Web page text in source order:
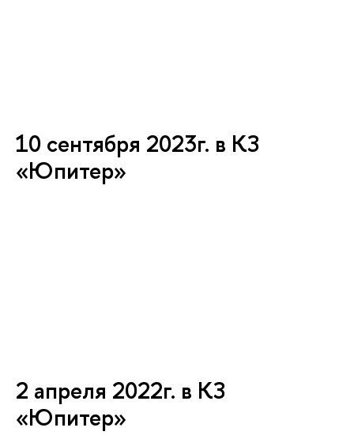
10 сентября 2023г. в КЗ
«Юпитер»
2 апреля 2022г. в КЗ
«Юпитер»